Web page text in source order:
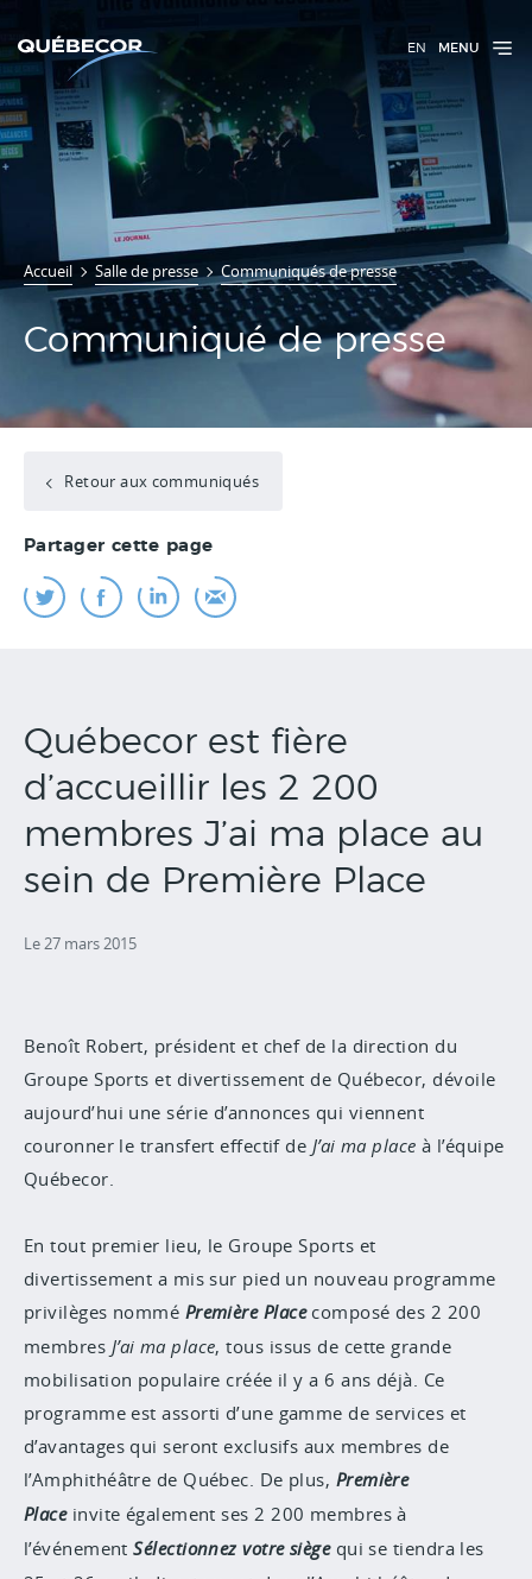
EN MENU
Accueil Salle de presse Communiqués de presse
Communiqué de presse
Retour aux communiqués
Partager cette page
Québecor est fière
d’accueillir les 2 200
membres J’ai ma place au
sein de Première Place
Le 27 mars 2015
Benoît Robert, président et chef de la direction du
Groupe Sports et divertissement de Québecor, dévoile
aujourd’hui une série d’annonces qui viennent
couronner le transfert effectif de J’ai ma place à l’équipe
Québecor.
En tout premier lieu, le Groupe Sports et
divertissement a mis sur pied un nouveau programme
privilèges nommé Première Place composé des 2 200
membres J’ai ma place, tous issus de cette grande
mobilisation populaire créée il y a 6 ans déjà. Ce
programme est assorti d’une gamme de services et
d’avantages qui seront exclusifs aux membres de
l’Amphithéâtre de Québec. De plus, Première
Place invite également ses 2 200 membres à
l’événement Sélectionnez votre siège qui se tiendra les